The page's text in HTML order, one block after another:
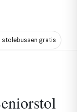
stolebussen gratis